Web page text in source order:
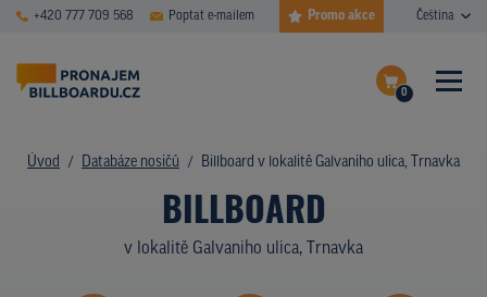
+420 777 709 568 Poptat e-mailem Promo akce Čeština
0
Dokončit poptávku
Zobrazit nosiče na mapě
ČASTÉ DOTAZY
DATABÁZE NOSIČŮ
PLOCHY V AKCI
Úvod Databáze nosičů Billboard v lokalitě Galvaniho ulica, Trnavka
BILLBOARD
v lokalitě Galvaniho ulica, Trnavka